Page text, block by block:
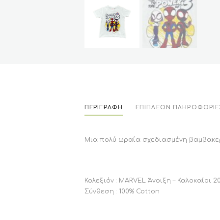
ΠΕΡΙΓΡΑΦΉ ΕΠΙΠΛΈΟΝ
Μια πολύ ωραία σχεδιασμένη
Κολεξιόν : MARVEL Άνοιξη – Καλοκαίρι
Σύνθεση : 100% Cotton